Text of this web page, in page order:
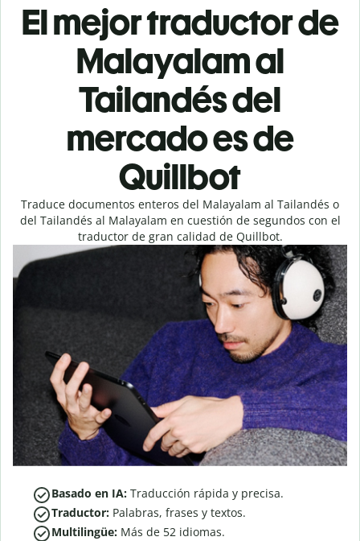
El mejor traductor de
Malayalam al
Tailandés del
mercado es de
Quillbot
Traduce documentos enteros del Malayalam al Tailandés o
del Tailandés al Malayalam en cuestión de segundos con el
traductor de gran calidad de Quillbot.
Basado en IA: Traducción rápida y precisa.
Traductor: Palabras, frases y textos.
Multilingüe: Más de 52 idiomas.